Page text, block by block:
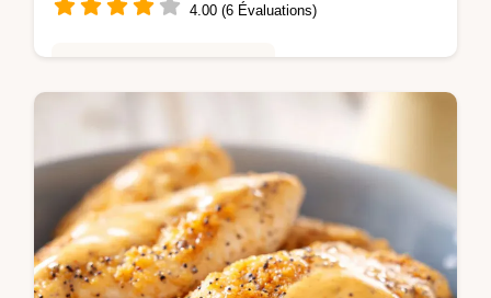
4.00 (6 Évaluations)
Maîtrisez cette recette jus de bissap avec
notre guide. Découvrez un jus de bissap
maison et sénégalais avec guide de timing
précis. Prêt en 4h 30min.